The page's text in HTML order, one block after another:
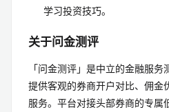
学习投资技巧。
关于问金测评
「问金测评」是中立的金融服
提供客观的券商开户对比、佣金
服务。平台对接头部券商的专属